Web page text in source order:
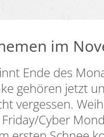
im
Ende des
gehören jetzt
vergessen.
Cyber